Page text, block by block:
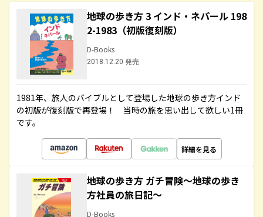
地球の歩き方 3 インド・ネパール 198
2-1983（初版復刻版）
D-Books
2018.12.20 発売
1981年、旅人のバイブルとして登場した地球の歩き方インド
の初版が復刻版で再登場！ 当時の旅を思い出して欲しい1冊
です。
詳細を見る
地球の歩き方 ガチ冒険～地球の歩き
方社員の旅日記～
D-Books